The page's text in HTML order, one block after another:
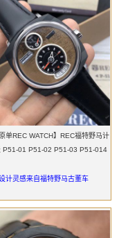
原单REC WATCH】REC福特野马计
P51-01 P51-02 P51-03 P51-014
计灵感来自福特野马古董车